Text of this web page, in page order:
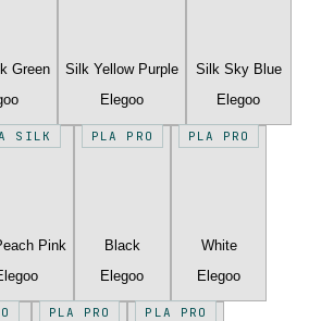
Green
Silk Yellow Purple
Elegoo
Silk Sky Blue
Elegoo
SILK
Pink
PLA PRO
Black
Elegoo
PLA PRO
White
Elegoo
PLA PRO PLA PRO